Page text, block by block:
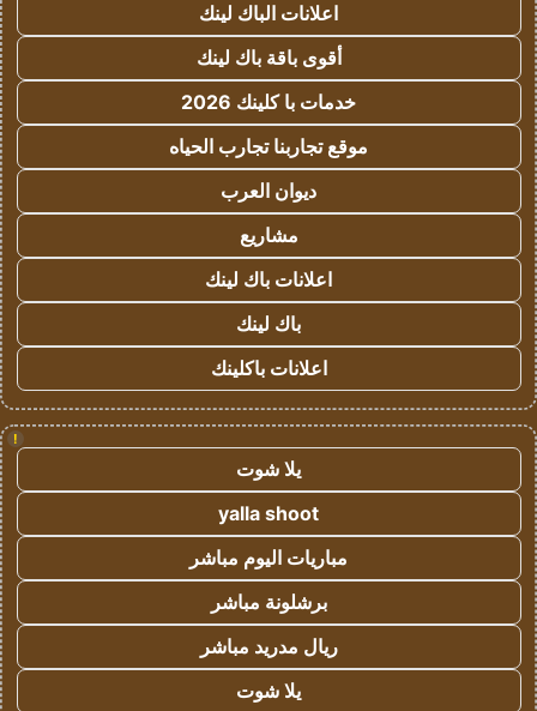
اعلانات الباك لينك
أقوى باقة باك لينك
خدمات با كلينك 2026
موقع تجاربنا تجارب الحياه
ديوان العرب
مشاريع
اعلانات باك لينك
باك لينك
اعلانات باكلينك
!
يلا شوت
yalla shoot
مباريات اليوم مباشر
برشلونة مباشر
ريال مدريد مباشر
يلا شوت